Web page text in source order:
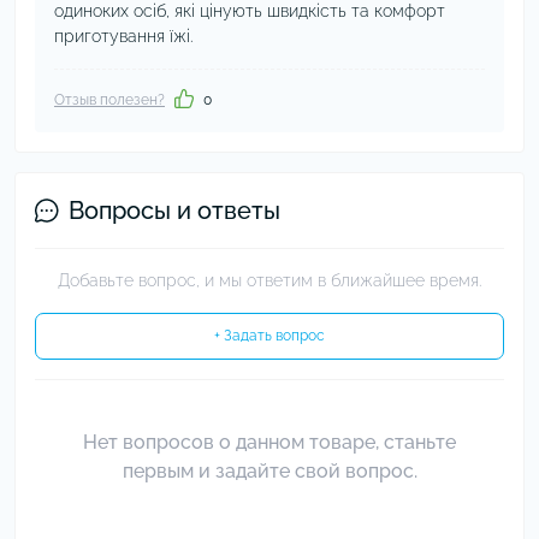
одиноких осіб, які цінують швидкість та комфорт
приготування їжі.
Отзыв полезен? 0
Вопросы и ответы
Добавьте вопрос, и мы ответим в ближайшее время.
+ Задать вопрос
Нет вопросов о данном товаре, станьте
первым и задайте свой вопрос.